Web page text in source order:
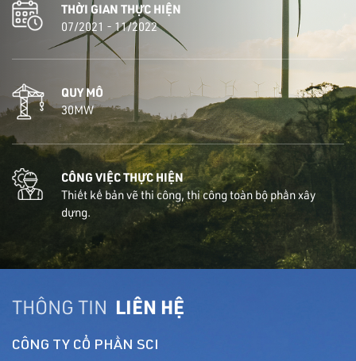
THỜI GIAN THỰC HIỆN
07/2021 - 11/2022
QUY MÔ
30MW
CÔNG VIỆC THỰC HIỆN
Thiết kế bản vẽ thi công, thi công toàn bộ phần xây
dựng.
THÔNG TIN LIÊN HỆ
CÔNG TY CỔ PHẦN SCI